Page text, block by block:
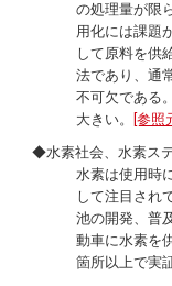
の処理量が限
用化には課題
して原料を供
法であり、通
不可欠である
大きい。
[参照
◆水素社会、水素ス
水素は使用時
して注目され
池の開発、普
動車に水素を
箇所以上で実